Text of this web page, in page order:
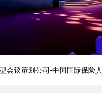
会议策划公司-中国国际保险